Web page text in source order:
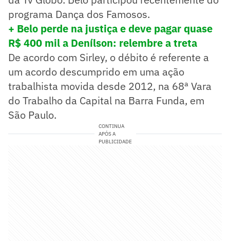
programa Dança dos Famosos.
+ Belo perde na justiça e deve pagar quase
R$ 400 mil a Denílson: relembre a treta
De acordo com Sirley, o débito é referente a
um acordo descumprido em uma ação
trabalhista movida desde 2012, na 68ª Vara
do Trabalho da Capital na Barra Funda, em
São Paulo.
CONTINUA
APÓS A
PUBLICIDADE